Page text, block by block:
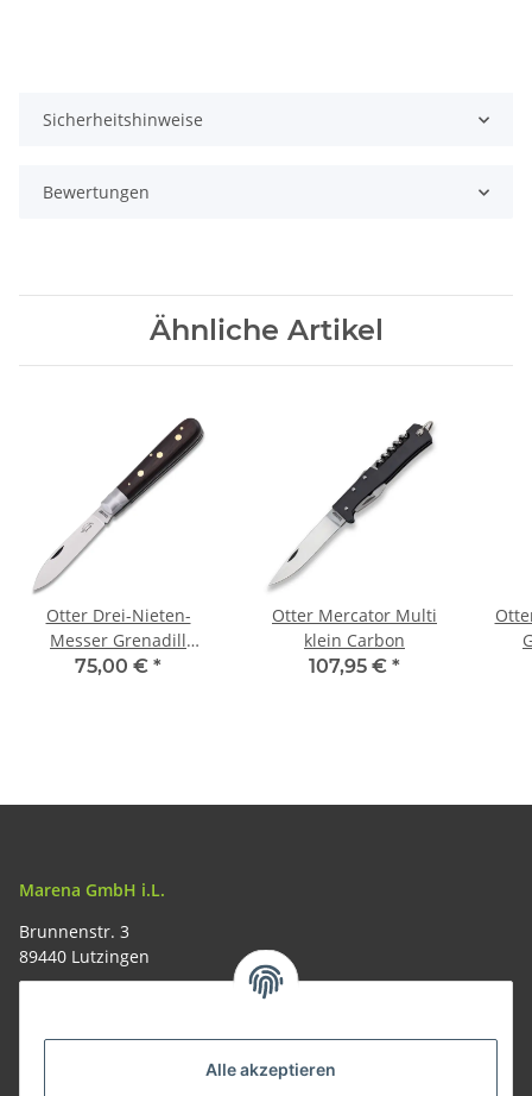
Alle akzeptieren
Sicherheitshinweise
Bewertungen
Ähnliche Artikel
Otter Drei-Nieten-
Messer Grenadill
Carbon
75,00 € *
Otter Mercator Multi
klein Carbon
107,95 € *
Marena GmbH i.L.
Brunnenstr. 3
89440 Lutzingen